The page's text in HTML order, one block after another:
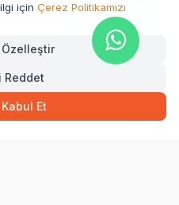
Hızlı Teslimat
SEPETE EKLE
Sorular
Başiskele / KOCAELİ
için Çerez Politikamızı
Reddet
Et